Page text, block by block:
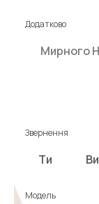
Додатково
Звернення
Ти Ви
Модель